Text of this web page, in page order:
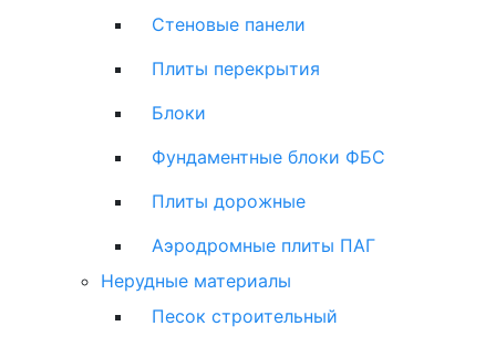
Стеновые панели
Плиты перекрытия
Блоки
Фундаментные блоки ФБС
Плиты дорожные
Аэродромные плиты ПАГ
Нерудные материалы
Песок строительный